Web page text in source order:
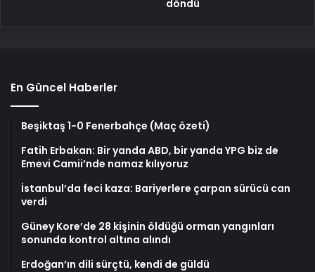
döndü
En Güncel Haberler
Beşiktaş 1-0 Fenerbahçe (Maç özeti)
Fatih Erbakan: Bir yanda ABD, bir yanda YPG biz de
Emevi Camii’nde namaz kılıyoruz
İstanbul’da feci kaza: Bariyerlere çarpan sürücü can
verdi
Güney Kore’de 28 kişinin öldüğü orman yangınları
sonunda kontrol altına alındı
Erdoğan’ın dili sürçtü, kendi de güldü